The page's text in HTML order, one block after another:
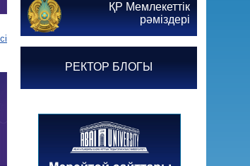
ҚР Мемлекеттік
рәміздері
РЕКТОР БЛОГЫ